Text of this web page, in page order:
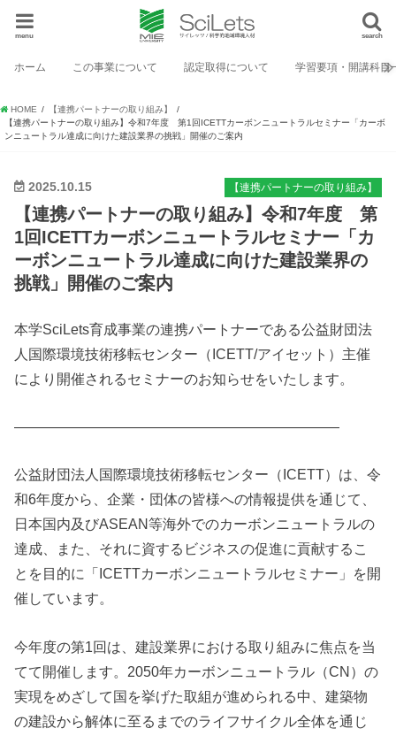
search
menu
ホーム この事業について 認定取得について 学習要項・開講科目
HOME
【連携パートナーの取り組み】
【連携パートナーの取り組み】令和7年度 第1回ICETTカーボンニュートラルセミナー「カーボ
ンニュートラル達成に向けた建設業界の挑戦」開催のご案内
【連携パートナーの取り組み】
2025.10.15
【連携パートナーの取り組み】令和7年度 第
1回ICETTカーボンニュートラルセミナー「カ
ーボンニュートラル達成に向けた建設業界の
挑戦」開催のご案内
本学SciLets育成事業の連携パートナーである公益財団法
人国際環境技術移転センター（ICETT/アイセット）主催
により開催されるセミナーのお知らせをいたします。
———————————————————————
公益財団法人国際環境技術移転センター（ICETT）は、令
和6年度から、企業・団体の皆様への情報提供を通じて、
日本国内及びASEAN等海外でのカーボンニュートラルの
達成、また、それに資するビジネスの促進に貢献するこ
とを目的に「ICETTカーボンニュートラルセミナー」を開
催しています。
今年度の第1回は、建設業界における取り組みに焦点を当
てて開催します。2050年カーボンニュートラル（CN）の
実現をめざして国を挙げた取組が進められる中、建築物
の建設から解体に至るまでのライフサイクル全体を通じ